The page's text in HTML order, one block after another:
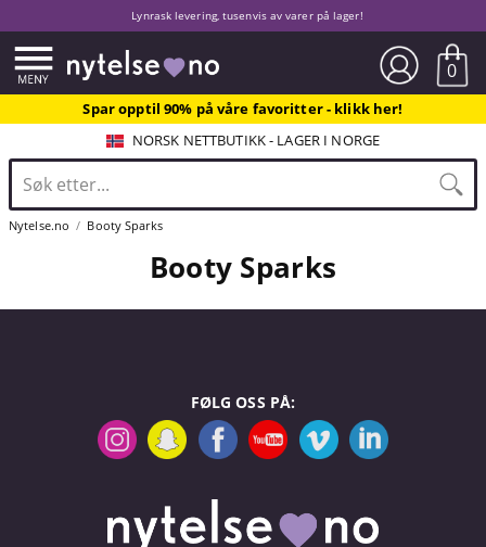
Lynrask levering, tusenvis av varer på lager!
0
Spar opptil 90% på våre favoritter - klikk her!
NORSK NETTBUTIKK - LAGER I NORGE
Nytelse.no Booty Sparks
Booty Sparks
FØLG OSS PÅ: